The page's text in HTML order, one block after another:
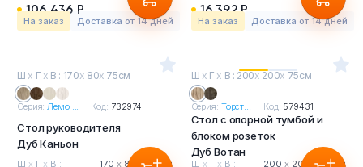
106 436 Р
На заказ Доставка от 14 дней
16 392 Р
На заказ Доставка от 14 дней
Ш х Г х В : 170х 80х 75см
Серия:Лемо ... Код: 732974
Стол руководителя
Дуб Каньон
Ш х Г х В : 170 х80 х75 см
Ш х Г х В : 200х 200х 75см
Серия: Торст... Код: 579431
Стол с опорной тумбой и
блоком розеток
Дуб Вотан
Ш х Г х В : 200 х 200 х75 см